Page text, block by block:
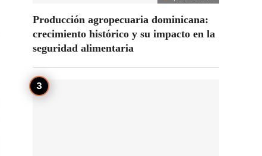
Producción agropecuaria dominicana:
crecimiento histórico y su impacto en la
seguridad alimentaria